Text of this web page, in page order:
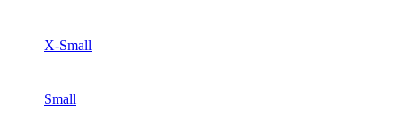
X-Small
Small